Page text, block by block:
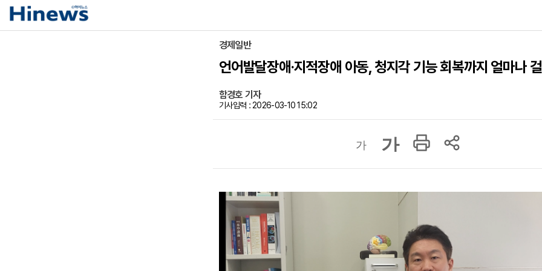
경제일반
언어발달장애·지적장애 아동, 청지각 기능 회복까지 얼마나
함경호 기자
기사입력 : 2026-03-10 15:02
가 가